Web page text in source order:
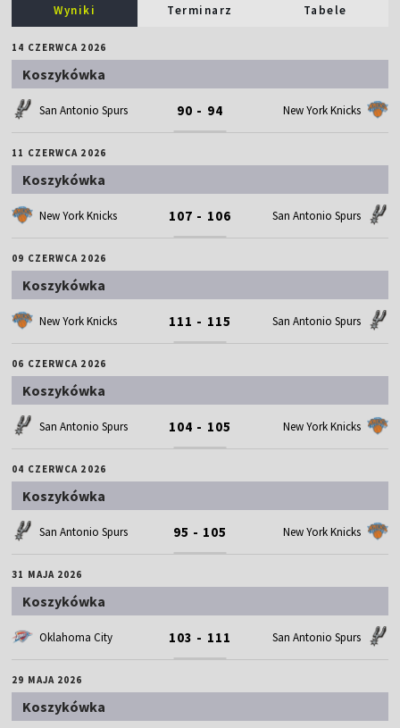
Wyniki Terminarz Tabele
14 CZERWCA 2026
Koszykówka
San Antonio Spurs 90 - 94 New York Knicks
11 CZERWCA 2026
Koszykówka
New York Knicks 107 - 106 San Antonio Spurs
09 CZERWCA 2026
Koszykówka
New York Knicks 111 - 115 San Antonio Spurs
06 CZERWCA 2026
Koszykówka
San Antonio Spurs 104 - 105 New York Knicks
04 CZERWCA 2026
Koszykówka
San Antonio Spurs 95 - 105 New York Knicks
31 MAJA 2026
Koszykówka
Oklahoma City 103 - 111 San Antonio Spurs
29 MAJA 2026
Koszykówka